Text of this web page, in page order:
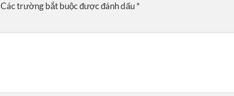
Các trường bắt buộc được đánh dấu*